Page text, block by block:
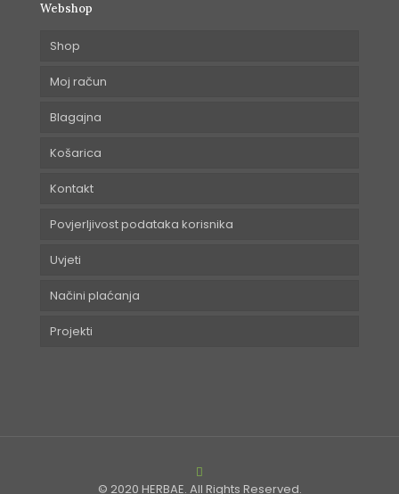
Webshop
Shop
Moj račun
Blagajna
Košarica
Kontakt
Povjerljivost podataka korisnika
Uvjeti
Načini plaćanja
Projekti
© 2020 HERBAE. All Rights Reserved.